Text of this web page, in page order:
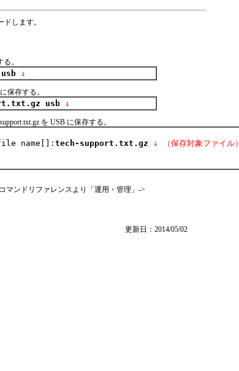
します。
。
↓
保存する。
usb ↓
を USB に保存する。
name[]:tech-support.txt.gz
↓ （保存対象ファイル）
マンドリファレンスより「運用・管理」->
更新日：2014/05/02